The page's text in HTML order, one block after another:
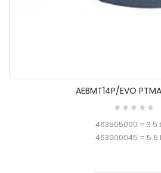
AEBMT14P/EVO
463505000 = 3.5
463000045 = 5.5